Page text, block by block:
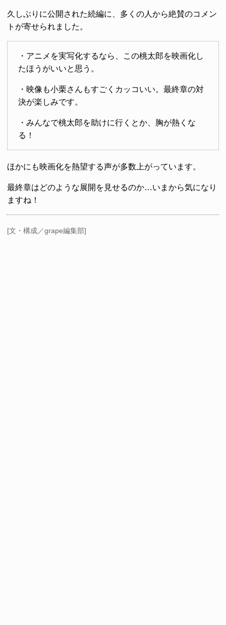
久しぶりに公開された続編に、多くの人から絶賛のコメン
トが寄せられました。
・アニメを実写化するなら、この桃太郎を映画化し
たほうがいいと思う。
・映像も小栗さんもすごくカッコいい。最終章の対
決が楽しみです。
・みんなで桃太郎を助けに行くとか、胸が熱くな
る！
ほかにも映画化を熱望する声が多数上がっています。
最終章はどのような展開を見せるのか…いまから気になり
ますね！
[文・構成／grape編集部]